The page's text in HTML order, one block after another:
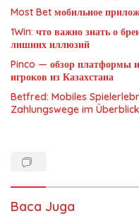
Most Bet мобильное
1Win: что важно знать о
лишних иллюзий
Pinco — обзор платформы и
игроков из Казахстана
Betfred: Mobiles
Zahlungswege im Überblick
Baca Juga